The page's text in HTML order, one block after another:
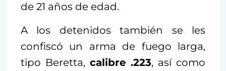
de 21 años de edad.
A los detenidos también se les
confiscó un arma de fuego larga,
tipo Beretta, calibre .223, así como